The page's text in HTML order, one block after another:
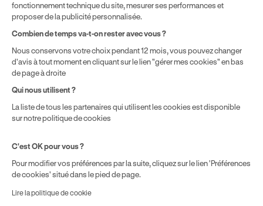
Vente.
fonctionnement technique du site, mesurer ses performances et
proposer de la publicité personnalisée.
Combien de temps va-t-on rester avec vous ?
Nous conservons votre choix pendant 12 mois, vous pouvez changer
d'avis à tout moment en cliquant sur le lien "gérer mes cookies" en bas
de page à droite
Qui nous utilisent ?
La liste de tous les partenaires qui utilisent les cookies est disponible
sur notre politique de cookies
C'est OK pour vous ?
Pour modifier vos préférences par la suite, cliquez sur le lien 'Préférences
de cookies' situé dans le pied de page.
Lire la politique de cookie